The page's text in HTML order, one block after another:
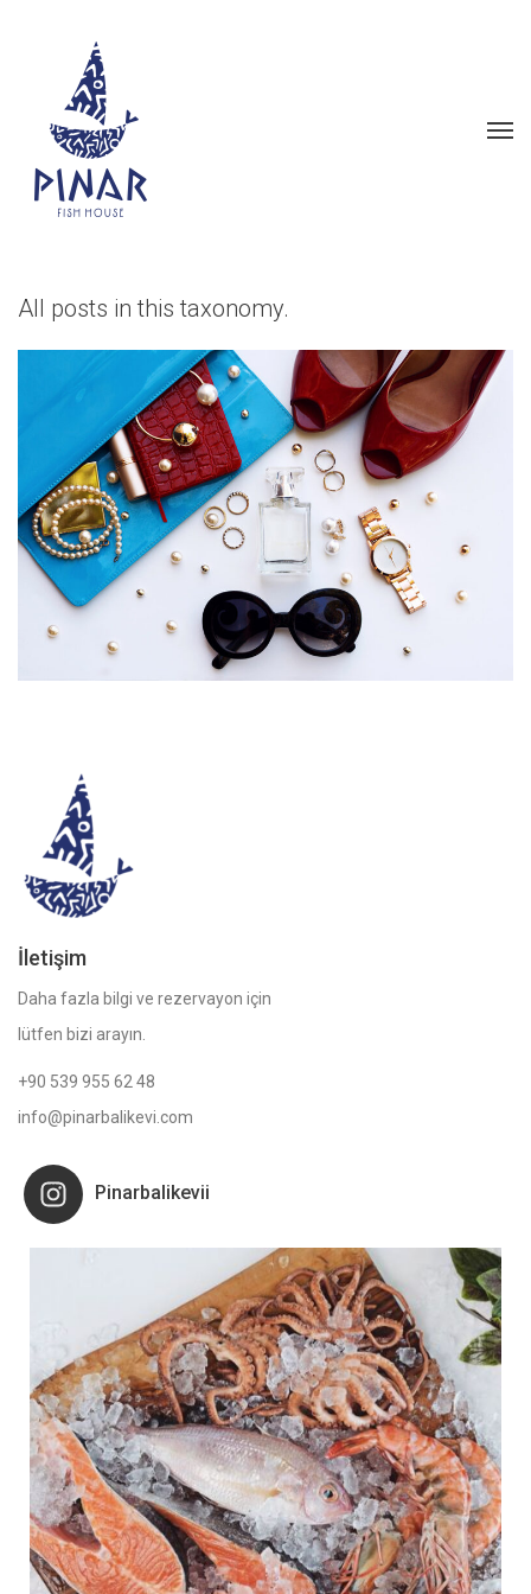
All posts in this taxonomy.
HOW TO ACCESSORIZE
Editor's choice Fashion
İletişim
Daha fazla bilgi ve rezervayon için
lütfen bizi arayın.
+90 539 955 62 48
info@pinarbalikevi.com
Pinarbalikevii